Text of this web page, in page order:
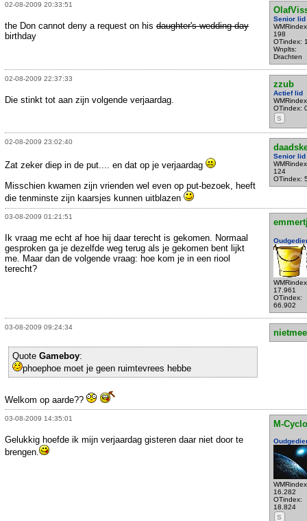
02-08-2009 20:33:51
Senior lid
198
OTindex:
Wnplts:
Drachten
the Don cannot deny a request on his daughter's wedding day
birthday
02-08-2009 22:37:33
zzub
Actief lid
OTindex:
S
Die stinkt tot aan zijn volgende verjaardag.
02-08-2009 23:02:40
Senior lid
124
OTindex:
Zat zeker diep in de put.... en dat op je verjaardag
Misschien kwamen zijn vrienden wel even op put-bezoek, heeft
die tenminste zijn kaarsjes kunnen uitblazen
03-08-2009 01:21:51
17.961
OTindex:
66.902
Ik vraag me echt af hoe hij daar terecht is gekomen. Normaal
gesproken ga je dezelfde weg terug als je gekomen bent lijkt
me. Maar dan de volgende vraag: hoe kom je in een riool
terecht?
03-08-2009 09:24:34
Quote Gameboy:
phoephoe moet je geen ruimtevrees hebbe
Welkom op aarde??
03-08-2009 14:35:01
M-
16.282
OTindex:
18.824
S
Gelukkig hoefde ik mijn verjaardag gisteren daar niet door te
brengen.